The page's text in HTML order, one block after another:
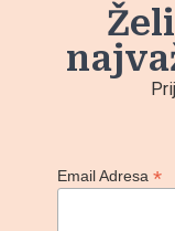
Email Adresa*